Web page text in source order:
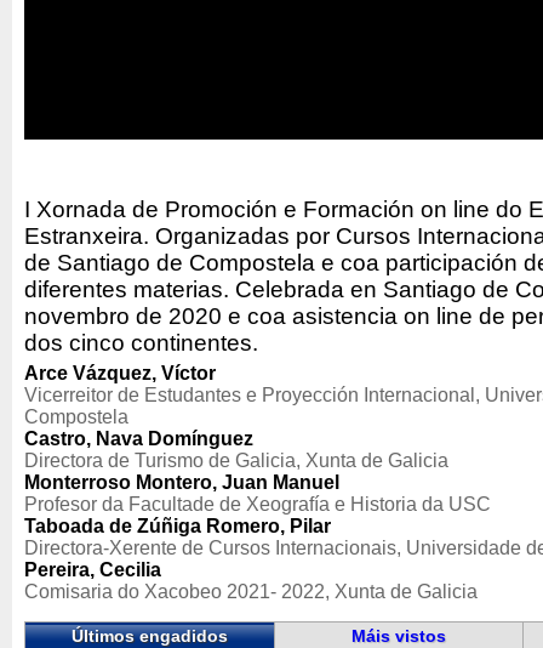
I Xornada de Promoción e Formación on line do
Estranxeira. Organizadas por Cursos
de Santiago de Compostela e coa participación
diferentes materias. Celebrada en Santiago de
novembro de 2020 e coa asistencia on line de
dos cinco continentes.
Arce Vázquez, Víctor
Vicerreitor de Estudantes e Proyección Internacional,
Compostela
Castro, Nava Domínguez
Directora de Turismo de Galicia, Xunta de Galicia
Monterroso Montero, Juan Manuel
Profesor da Facultade de Xeografía e Historia da USC
Taboada de Zúñiga Romero, Pilar
Directora-Xerente de Cursos Internacionais, Universidade
Pereira, Cecilia
Comisaria do Xacobeo 2021- 2022, Xunta de Galicia
Últimos engadidos Máis vistos